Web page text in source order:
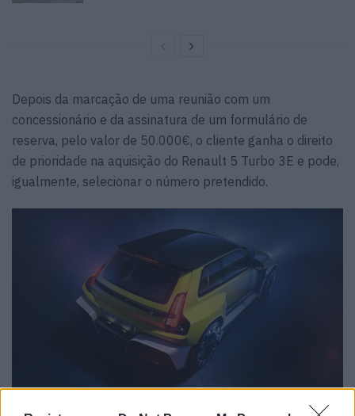
Depois da marcação de uma reunião com um
concessionário e da assinatura de um formulário de
reserva, pelo valor de 50.000€, o cliente ganha o direito
de prioridade na aquisição do Renault 5 Turbo 3E e pode,
igualmente, selecionar o número pretendido.